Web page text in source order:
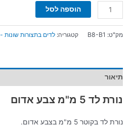
הוספה לסל
מק"ט: B8-B1 קטגוריה: לדים בתצורות שונות - LEDS
תיאור
נורת לד 5 מ"מ צבע אדום
נורת לד בקוטר 5 מ"מ בצבע אדום.